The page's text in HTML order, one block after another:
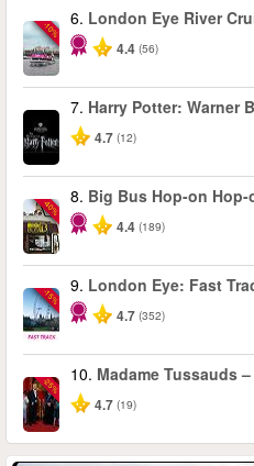
-10%
6. London Eye River
4.4 (56)
7. Harry Potter: Warner
4.7 (12)
-40%
8. Big Bus Hop-on
4.4 (189)
-15%
9. London Eye: Fast
4.7 (352)
-25%
10. Madame Tussauds
4.7 (19)